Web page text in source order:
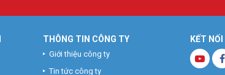
KẾT
THÔNG TIN CÔNG TY
Giới thiệu công ty
Tin tức công ty